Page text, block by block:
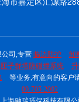
公司,专营 临边防护 卸
子群塔防碰撞系统
等业务,有意向的客户
00-705-2002